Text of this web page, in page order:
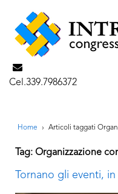
Cel.339.7986372
Home › Articoli taggati
Tag: Organizzazione
Tornano gli eventi,